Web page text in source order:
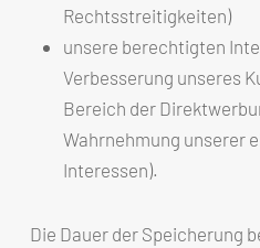
Rechtsstreitigkeiten)
unsere berechtigten
Verbesserung unseres
Bereich der
Wahrnehmung unserer
Interessen).
Die Dauer der Speicherung